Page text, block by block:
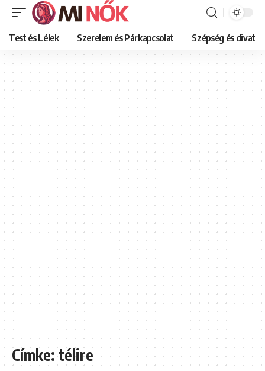
Test és Lélek Szerelem és Párkapcsolat Szépség és divat
Címke:télire